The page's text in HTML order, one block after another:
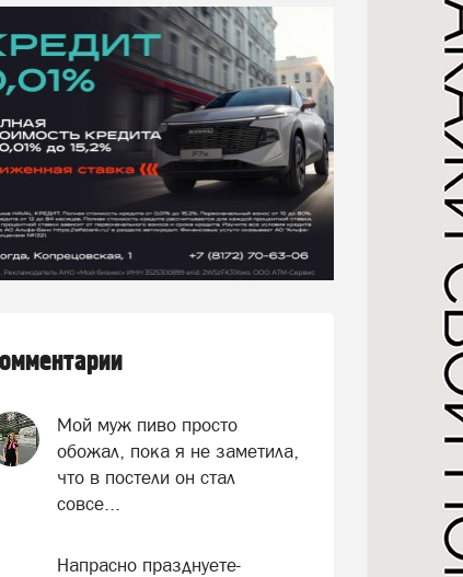
Мой муж пиво просто
обожал, пока я не заметила,
что в постели он стал
совсе...
Напрасно празднуете-